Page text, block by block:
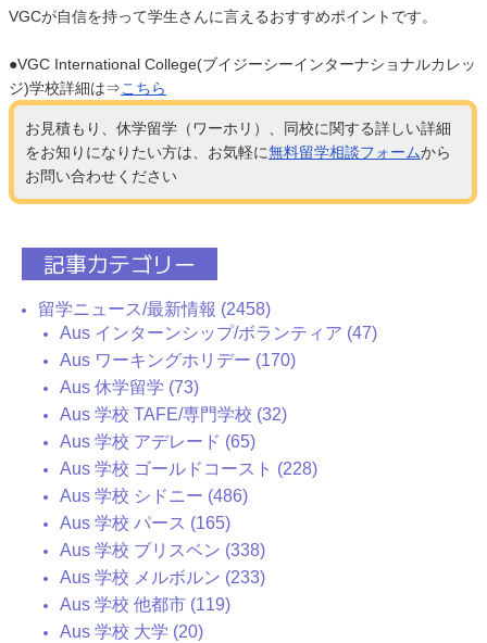
VGCが自信を持って学生さんに言えるおすすめポイントです。
●VGC International College(ブイジーシーインターナショナルカレッ
ジ)学校詳細は⇒こちら
お見積もり、休学留学（ワーホリ）、同校に関する詳しい詳細
をお知りになりたい方は、お気軽に無料留学相談フォームから
お問い合わせください
記事カテゴリー
留学ニュース/最新情報 (2458)
Aus インターンシップ/ボランティア (47)
Aus ワーキングホリデー (170)
Aus 休学留学 (73)
Aus 学校 TAFE/専門学校 (32)
Aus 学校 アデレード (65)
Aus 学校 ゴールドコースト (228)
Aus 学校 シドニー (486)
Aus 学校 パース (165)
Aus 学校 ブリスベン (338)
Aus 学校 メルボルン (233)
Aus 学校 他都市 (119)
Aus 学校 大学 (20)